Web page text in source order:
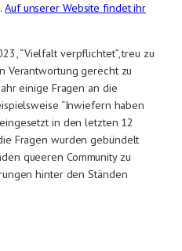
Auf unserer Website findet ihr
“Vielfalt verpflichtet”, treu zu
Verantwortung gerecht zu
einige Fragen an die
“Inwiefern haben
in den letzten 12
Fragen wurden gebündelt
queeren Community zu
hinter den Ständen